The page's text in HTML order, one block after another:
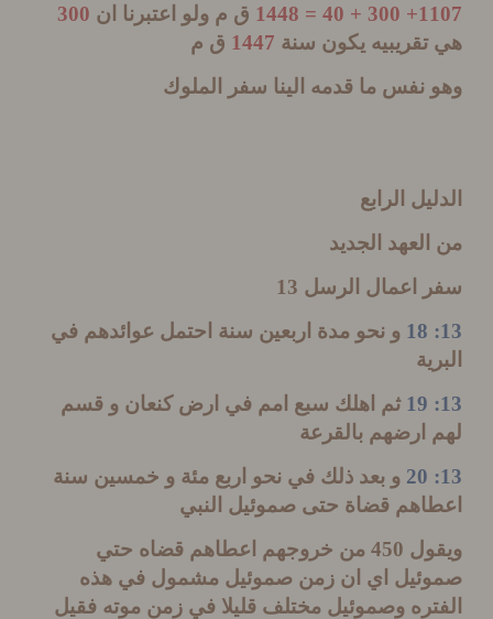
ق م ولو اعتبرنا ان300
يكون سنة1447 ق م
نفس ما قدمه الينا سفر الملوك
الرابع
الجديد
اعمال الرسل 13
و نحو مدة اربعين سنة احتمل عوائدهم في
ثم اهلك سبع امم في ارض كنعان و قسم
ارضهم بالقرعة
و بعد ذلك في نحو اربع مئة و خمسين سنة
قضاة حتى صموئيل النبي
450 من خروجهم اعطاهم قضاه حتي
اي ان زمن صموئيل مشمول في هذه
وصموئيل مختلف قليلا في زمن موته فقيل